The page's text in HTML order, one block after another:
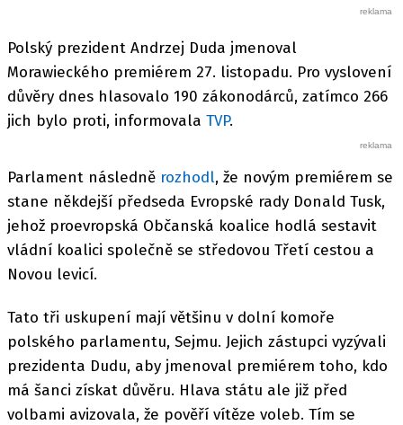
Polský prezident Andrzej Duda jmenoval
Morawieckého premiérem 27. listopadu. Pro vyslovení
důvěry dnes hlasovalo 190 zákonodárců, zatímco 266
jich bylo proti, informovala TVP.
Parlament následně rozhodl, že novým premiérem se
stane někdejší předseda Evropské rady Donald Tusk,
jehož proevropská Občanská koalice hodlá sestavit
vládní koalici společně se středovou Třetí cestou a
Novou levicí.
Tato tři uskupení mají většinu v dolní komoře
polského parlamentu, Sejmu. Jejich zástupci vyzývali
prezidenta Dudu, aby jmenoval premiérem toho, kdo
má šanci získat důvěru. Hlava státu ale již před
volbami avizovala, že pověří vítěze voleb. Tím se